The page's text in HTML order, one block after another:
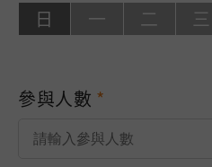
日 一 二 三
參與人數